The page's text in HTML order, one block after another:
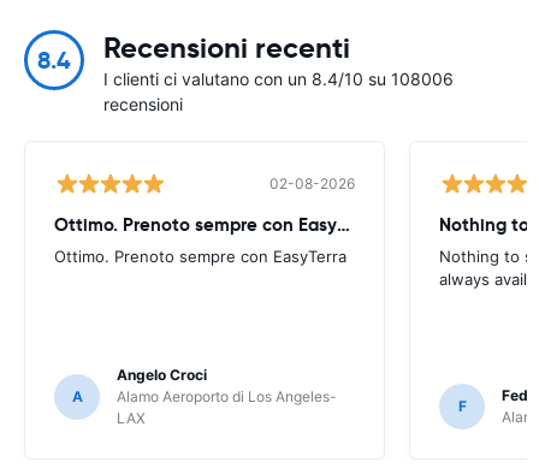
8.4 Recensioni recenti
I clienti ci valutano con un 8.4/10 su 108006
recensioni
02-08-2026
Ottimo. Prenoto sempre con EasyTerra
Ottimo. Prenoto sempre con EasyTerra
A
Angelo Croci
Alamo Aeroporto di Los Angeles-
LAX
Nothing to
Nothing to
always
F